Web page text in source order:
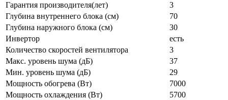
Гарантия производителя(лет)
3
Глубина внутреннего блока (см)
70
Глубина наружного блока (см)
30
Инвертор
есть
Количество скоростей вентилятора
3
Макс. уровень шума (дБ)
37
Мин. уровень шума (дБ)
29
Мощность обогрева (Вт)
7000
Мощность охлаждения (Вт)
5700